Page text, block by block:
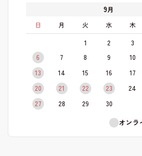
9月
日
月 火 水 木
1 2 3
6
7 8 9 10
13
14 15 16 17
20
21 22 23 24
27
28 29
30
オンラ